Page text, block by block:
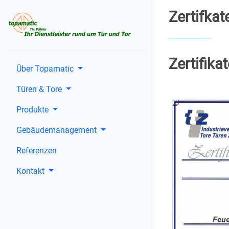
Über Topamatic
Türen & Tore
Produkte
Gebäudemanagement
Referenzen
Kontakt